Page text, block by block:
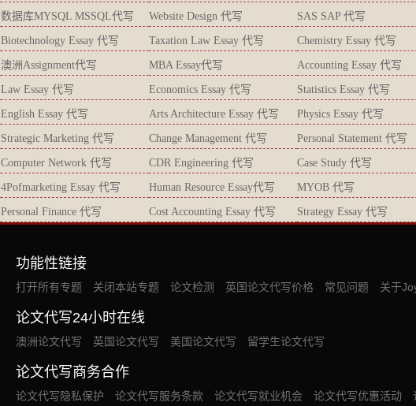
数据库MYSQL MSSQL代写 Website Design 代写 SAS SAP 代写
Biotechnology Essay 代写 Taxation Law Essay 代写 Chemistry Essay 代写
澳洲Assignment代写 MBA Essay代写 Accounting Essay 代写
Law Essay 代写 Economics Essay 代写 Statistics Essay 代写
English Essay 代写 Arts Architecture Essay 代写 Physics Essay 代写
Strategic Marketing 代写 Change Management 代写 Personal Statement 代写
Computer Network 代写 CDR Engineering 代写 Case Study 代写
4Pofmarketing Essay 代写 Human Resource Essay代写 MYOB 代写
Personal Finance 代写 Cost Accounting Essay 代写 Strategy Essay 代写
功能性链接
打开所有专题 关闭本站专题 论文检测 英国论文代写价格 常见问题 关于
论文代写24小时在线
澳洲论文代写 英国论文代写 美国论文代写 留学生论文代写
论文代写商务合作
论文代写隐私保护 论文代写服务条款 论文代写就业机会 论文代写优惠活动